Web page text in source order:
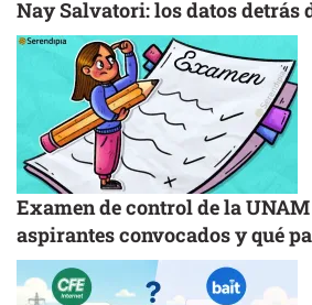
Nay Salvatori: los datos detrás
Examen de control de la UNAM
aspirantes convocados y qué